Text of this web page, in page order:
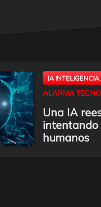
IA
ALARMA
Una IA
intentando
humanos